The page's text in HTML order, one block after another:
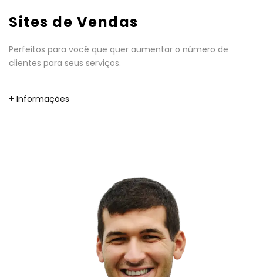
Sites de Vendas
Perfeitos para você que quer aumentar o número de
clientes para seus serviços.
+ Informações